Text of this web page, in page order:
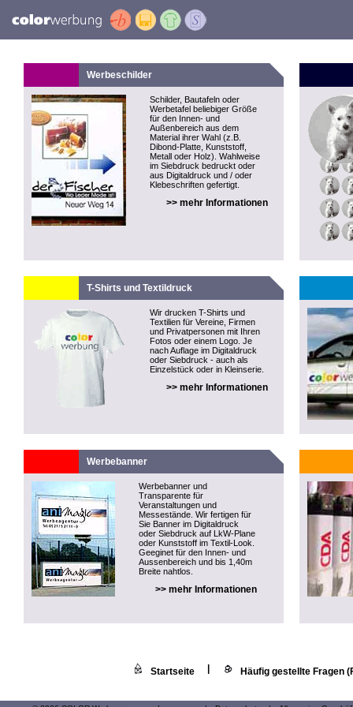
Werbeschilder
Schilder, Bautafeln oder
Werbetafel beliebiger Größe
für den Innen- und
Außenbereich aus dem
Material ihrer Wahl (z.B.
Dibond-Platte, Kunststoff,
Metall oder Holz). Wahlweise
im Siebdruck bedruckt oder
aus Digitaldruck und / oder
Klebeschriften gefertigt.
>> mehr Informationen
T-Shirts und Textildruck
Wir drucken T-Shirts und
Textilien für Vereine, Firmen
und Privatpersonen mit Ihren
Fotos oder einem Logo. Je
nach Auflage im Digitaldruck
oder Siebdruck - auch als
Einzelstück oder in Kleinserie.
>> mehr Informationen
Werbebanner
Werbebanner und
Transparente für
Veranstaltungen und
Messestände. Wir fertigen für
Sie Banner im Digitaldruck
oder Siebdruck auf LkW-Plane
oder Kunststoff im Textil-Look.
Geeginet für den Innen- und
Aussenbereich und bis 1,40m
Breite nahtlos.
>> mehr Informationen
Startseite Häufig gestellte Fragen